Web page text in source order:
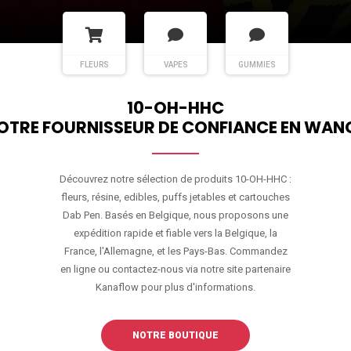
FLEURS VAPES GUMMIES
10-OH-HHC
FOURNISSEUR DE CONFIANCE EN
Découvrez notre sélection de produits 10-OH-HHC :
fleurs, résine, edibles, puffs jetables et cartouches
Dab Pen. Basés en Belgique, nous proposons une
expédition rapide et fiable vers la Belgique, la
France, l'Allemagne, et les Pays-Bas. Commandez
en ligne ou contactez-nous via notre site partenaire
Kanaflow pour plus d'informations.
NOTRE BOUTIQUE